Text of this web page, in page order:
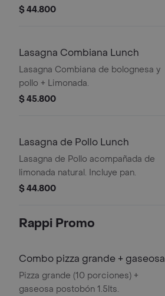
$ 44.800
Lasagna Combiana Lunch
Lasagna Combiana de bolognesa y
pollo + Limonada.
$ 45.800
Lasagna de Pollo Lunch
Lasagna de Pollo acompañada de
limonada natural. Incluye pan.
$ 44.800
Rappi Promo
Combo pizza grande + gaseosa
1.5lts
Pizza grande (10 porciones) +
gaseosa postobón 1.5lts.